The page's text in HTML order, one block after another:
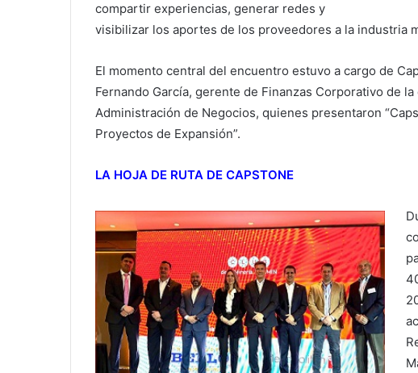
compartir experiencias, generar redes y
visibilizar los aportes de los proveedores a la industria
El momento central del encuentro estuvo a cargo de
Fernando García, gerente de Finanzas Corporativo de
Administración de Negocios, quienes presentaron
Proyectos de Expansión”.
LA HOJA DE RUTA DE CAPSTONE